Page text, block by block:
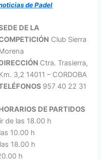
de Padel
DE LA
Club Sierra
Ctra. Trasierra,
3,2 14011 – CORDOBA
957 40 22 31
DE PARTIDOS
de las 18.00 h
10.00 h
18.00 h
h